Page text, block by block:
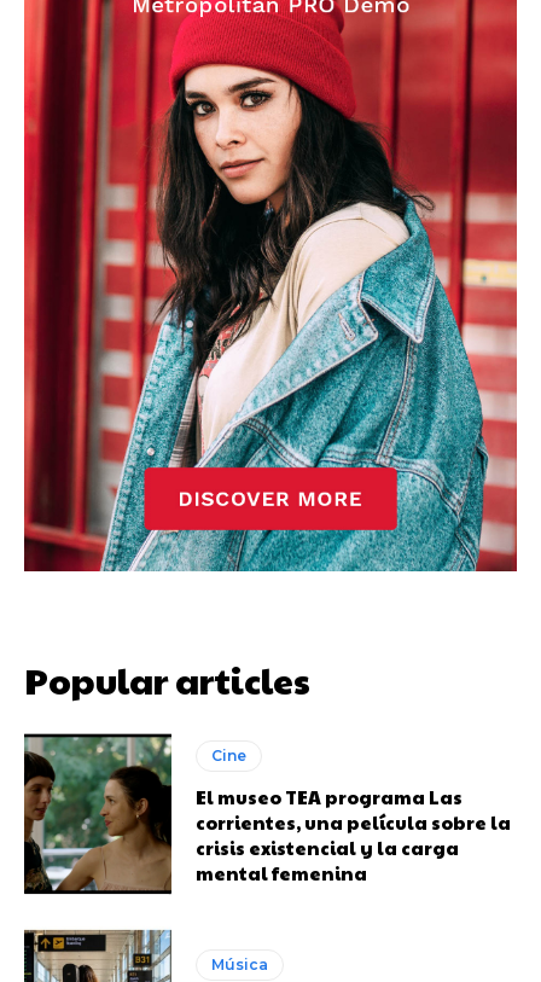
Popular articles
Cine
El museo TEA programa Las
corrientes, una película sobre la
crisis existencial y la carga
mental femenina
Música